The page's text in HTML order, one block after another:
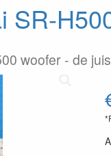
SR-
woofer - de